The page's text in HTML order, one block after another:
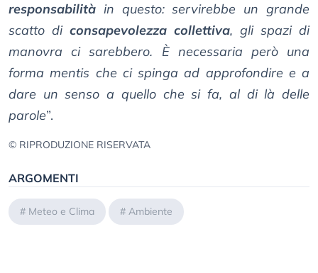
responsabilità in questo: servirebbe un grande
scatto di consapevolezza collettiva, gli spazi di
manovra ci sarebbero. È necessaria però una
forma mentis che ci spinga ad approfondire e a
dare un senso a quello che si fa, al di là delle
parole”.
© RIPRODUZIONE RISERVATA
ARGOMENTI
# Meteo e Clima # Ambiente